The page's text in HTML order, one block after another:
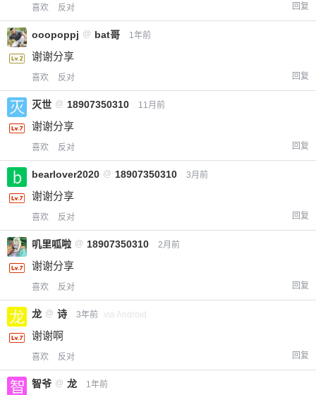
喜欢 反对 回复
ooopoppj @ bat哥 1年前
谢谢分享
喜欢 反对 回复
灭世 @ 18907350310 11月前
谢谢分享
喜欢 反对 回复
bearlover2020 @ 18907350310 3月前
谢谢分享
喜欢 反对 回复
叽里呱啦 @ 18907350310 2月前
谢谢分享
喜欢 反对 回复
龙 @ 诗 3年前 via Android
谢谢啊
喜欢 反对 回复
智爷 @ 龙 1年前